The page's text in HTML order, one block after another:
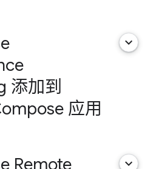
添加到
应用
keyboard_arrow_down
Remote
keyboard_arrow_down